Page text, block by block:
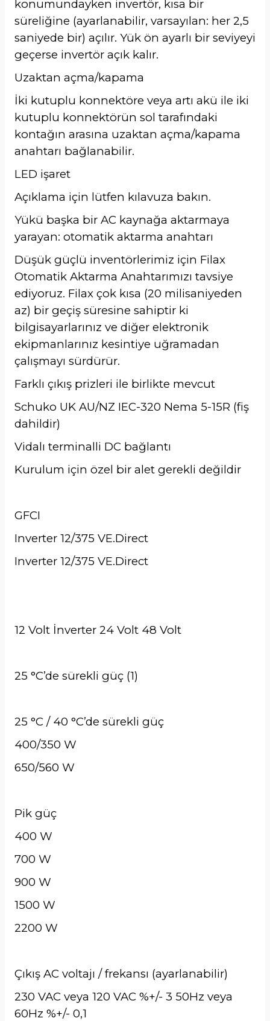
konumundayken invertör, kısa bir
süreliğine (ayarlanabilir, varsayılan: her 2,5
saniyede bir) açılır. Yük ön ayarlı bir seviyeyi
geçerse invertör açık kalır.
Uzaktan açma/kapama
İki kutuplu konnektöre veya artı akü ile iki
kutuplu konnektörün sol tarafındaki
kontağın arasına uzaktan açma/kapama
anahtarı bağlanabilir.
LED işaret
Açıklama için lütfen kılavuza bakın.
Yükü başka bir AC kaynağa aktarmaya
yarayan: otomatik aktarma anahtarı
Düşük güçlü inventörlerimiz için Filax
Otomatik Aktarma Anahtarımızı tavsiye
ediyoruz. Filax çok kısa (20 milisaniyeden
az) bir geçiş süresine sahiptir ki
bilgisayarlarınız ve diğer elektronik
ekipmanlarınız kesintiye uğramadan
çalışmayı sürdürür.
Farklı çıkış prizleri ile birlikte mevcut
Schuko UK AU/NZ IEC-320 Nema 5-15R (fiş
dahildir)
Vidalı terminalli DC bağlantı
Kurulum için özel bir alet gerekli değildir
GFCI
Inverter 12/375 VE.Direct
Inverter 12/375 VE.Direct
12 Volt İnverter 24 Volt 48 Volt
25 °C’de sürekli güç (1)
25 °C / 40 °C’de sürekli güç
400/350 W
650/560 W
Pik güç
400 W
700 W
900 W
1500 W
2200 W
Çıkış AC voltajı / frekansı (ayarlanabilir)
230 VAC veya 120 VAC %+/- 3 50Hz veya
60Hz %+/- 0,1